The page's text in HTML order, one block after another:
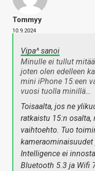
Tommyy
10.9.2024
Vipa^ sanoi
Minulle ei tullut
joten olen edelleen
mini iPhone 15:een
vuosi tuolla minillä…
Toisaalta, jos ne
ratkaistu 15:n
vaihtoehto. Tuo
Intelligence ei
Bluetooth 5.3 ja Wifi